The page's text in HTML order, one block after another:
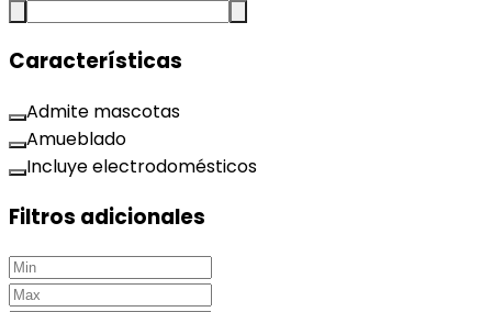
Características
Admite mascotas
Amueblado
Incluye electrodomésticos
Filtros adicionales